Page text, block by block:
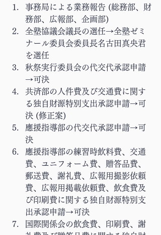
事務局による業務報告 (総務部、財
務部、広報部、企画部)
全塾協議会議長の選任→全塾ゼミ
ナール委員会委員長名古田真央君
を選任
秋祭実行委員会の代交代承認申請
→可決
共済部の人件費及び交通費に関す
る独自財源特別支出承認申請→可
決 (修正案)
應援指導部の代交代承認申請→可
決
應援指導部の練習時飲料費、交通
費、ユニフォーム費、贈答品費、
郵送費、謝礼費、広報用撮影依頼
費、広報用掲載依頼費、飲食費及
び印刷費に関する独自財源特別支
出承認申請→可決
国際関係会の飲食費、印刷費、謝